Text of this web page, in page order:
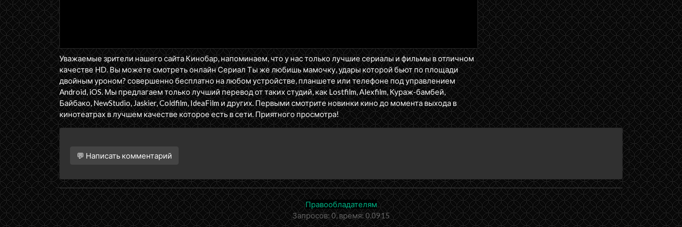
Important Part!
10 августа 2019
1 сезон 4 серия
Kids Are Kids and Parents Are
Parents but Also Human Beings,
and It Takes All Kinds, but They
Get Through It Together, Right?
3 августа 2019
1 сезон 3 серия
Underwear is Armor. Make Sure
It's High in Defense. Otherwise,
27 июля 2019
Smirk Off Your Face.
1 сезон 1 серия
The Boy Thought He Was
Embarking on a Great
Adventure... But, Uh, What's
12 июля 2019
Уважаемые зрители нашего сайта Кинобар, напоминаем, что у нас только лучшие сериалы и фильмы в отличном
качестве HD. Вы можете смотреть онлайн Сериал Ты же любишь мамочку, удары которой бьют по площади
двойным уроном? совершенно бесплатно на любом устройстве, планшете или телефоне под управлением
Android, iOS. Мы предлагаем только лучший перевод от таких студий, как Lostfilm, Alexfilm, Кураж-бамбей,
Байбако, NewStudio, Jaskier, Coldfilm, IdeaFilm и других. Первыми смотрите новинки кино до момента выхода в
кинотеатрах в лучшем качестве которое есть в сети. Приятного просмотра!
💬 Написать комментарий
Правообладателям
Запросов: 0, время: 0.0915